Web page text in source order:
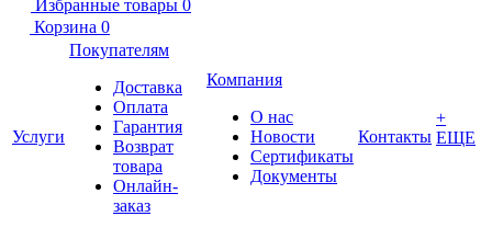
Избранные товары 0
Корзина 0
Услуги
Покупателям
Доставка
Оплата
Гарантия
Возврат
товара
Онлайн-
заказ
Компания
О нас
Новости
Сертификаты
Документы
Контакты
+
ЕЩЕ